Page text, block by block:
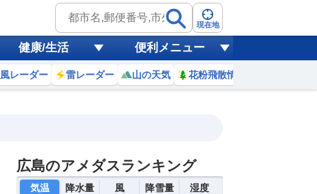
現在地
健康/生活 便利メニュー
風レーダー 雷レーダー 山の天気 花粉飛散情報
19
(水)
20
(木)
21
広島のアメダスランキング
気温 降水量 風 降雪量 湿度